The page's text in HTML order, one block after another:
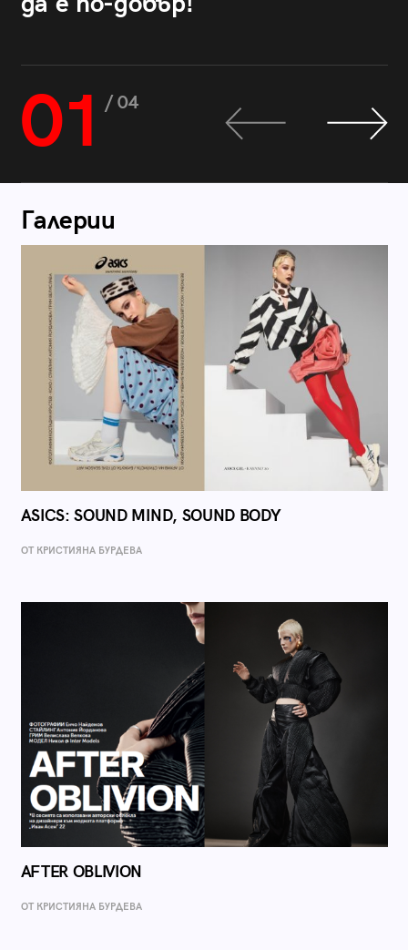
01 / 04
Галерии
ASICS: SOUND MIND, SOUND BODY
ОТ КРИСТИЯНА БУРДЕВА
AFTER OBLIVION
ОТ КРИСТИЯНА БУРДЕВА